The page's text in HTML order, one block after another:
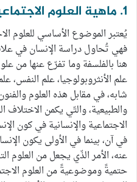
1. ماهية العلوم الاجتماعية:
يُعتبر الموضوع الأساسي للعلوم
فهي تُحاول دراسة الإنسان في
هنا بالفلسفة وما تفرّع عنها من
علم الأنثروبولوجيا، علم النفس،
شابه، في مقابل هذه العلوم
والطبيعية، والتّي يكمن الاختلاف
الاجتماعية والإنسانية في كون
في آن، بينما في الأولى يكون
عنه، الأمر الذّي يجعل من العلوم
حتميةً وموضوعيةً من العلوم